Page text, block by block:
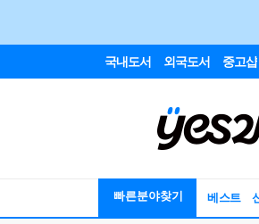
국내도서 외국도서 중고샵
빠른분야찾기 베스트